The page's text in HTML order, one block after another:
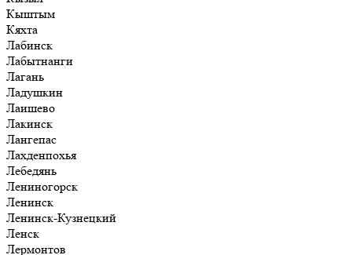
Кыштым
Кяхта
Лабинск
Лабытнанги
Лагань
Ладушкин
Лаишево
Лакинск
Лангепас
Лахденпохья
Лебедянь
Лениногорск
Ленинск
Ленинск-Кузнецкий
Ленск
Лермонтов